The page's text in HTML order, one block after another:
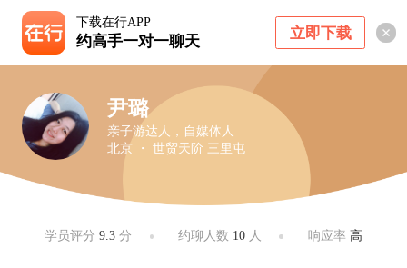
下载在行APP
约高手一对一聊天 立即下载
尹璐
亲子游达人，自媒体人
北京 ・ 世贸天阶 三里屯
学员评分9.3 分 约聊人数 10人 响应率 高